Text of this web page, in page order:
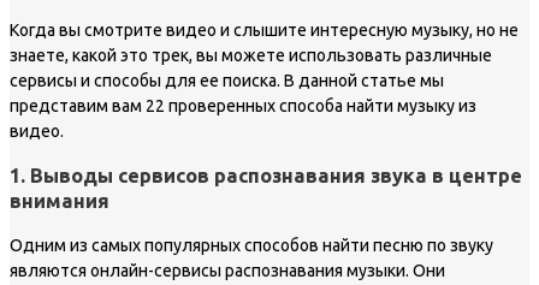
Когда вы смотрите видео и слышите интересную музыку, но не
знаете, какой это трек, вы можете использовать различные
сервисы и способы для ее поиска. В данной статье мы
представим вам 22 проверенных способа найти музыку из
видео.
1. Выводы сервисов распознавания звука в центре
внимания
Одним из самых популярных способов найти песню по звуку
являются онлайн-сервисы распознавания музыки. Они